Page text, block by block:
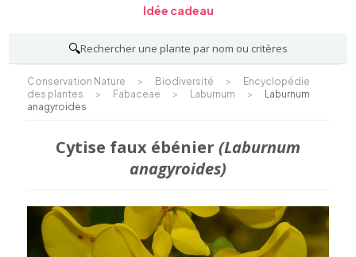
Idée cadeau
🔍Rechercher une plante par nom ou critères
Conservation Nature > Biodiversité >
Encyclopédie
des plantes
> Fabaceae > Laburnum >
Laburnum
anagyroides
Cytise faux ébénier (Laburnum
anagyroides)